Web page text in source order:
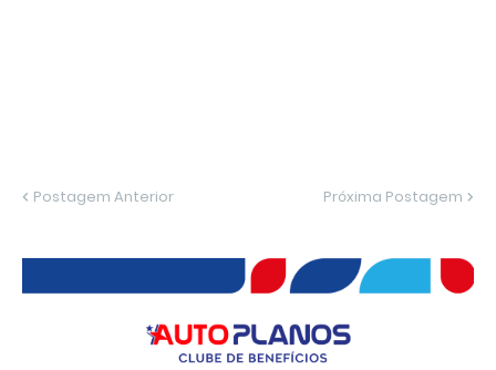
Postagem Anterior Próxima Postagem